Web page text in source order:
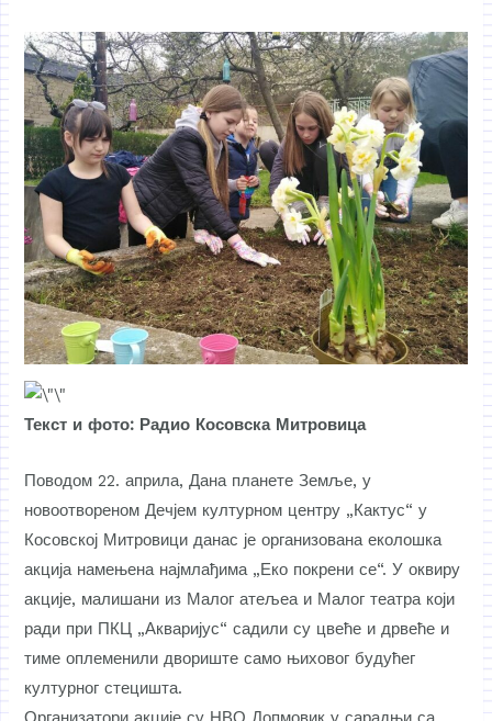
Текст и фото: Радио Косовска Митровица
Поводом 22. априла, Дана планете Земље, у
новоотвореном Дечјем културном центру „Кактус“ у
Косовској Митровици данас је организована еколошка
акција намењена најмлађима „Еко покрени се“. У оквиру
акције, малишани из Малог атељеа и Малог театра који
ради при ПКЦ „Акваријус“ садили су цвеће и дрвеће и
тиме оплеменили двориште само њиховог будућег
културног стецишта.